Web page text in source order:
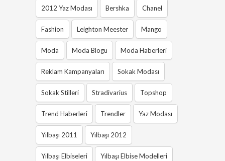
2012 Yaz Modası Bershka Chanel
Fashion Leighton Meester Mango
Moda Moda Blogu Moda Haberleri
Reklam Kampanyaları Sokak Modası
Sokak Stilleri Stradivarius Topshop
Trend Haberleri Trendler Yaz Modası
Yılbaşı 2011 Yılbaşı 2012
Yılbaşı Elbiseleri Yılbaşı Elbise Modelleri